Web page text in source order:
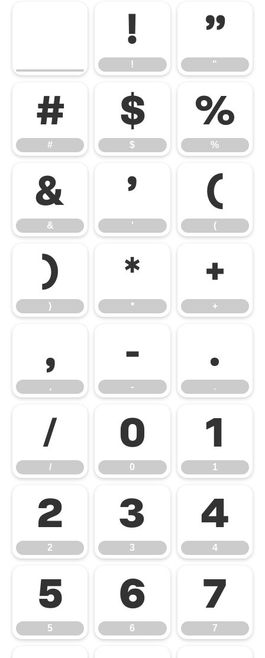
!
!
"
"
#
#
$
$
%
%
&
&
'
'
(
(
)
)
*
*
+
+
,
,
-
-
.
.
/
/
0
0
1
1
2
2
3
3
4
4
5
5
6
6
7
7